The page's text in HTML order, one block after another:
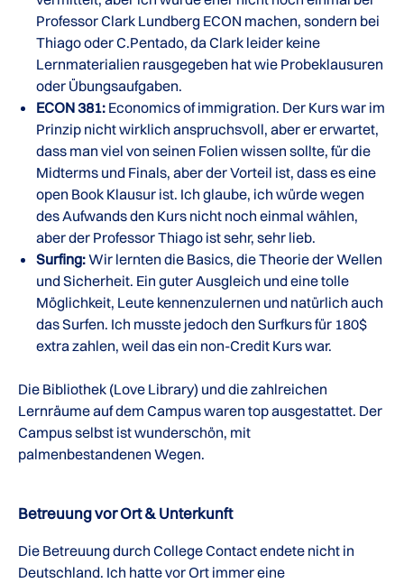
Professor Clark Lundberg ECON machen, sondern bei
Thiago oder C.Pentado, da Clark leider keine
Lernmaterialien rausgegeben hat wie Probeklausuren
oder Übungsaufgaben.
ECON 381: Economics of immigration. Der Kurs war im
Prinzip nicht wirklich anspruchsvoll, aber er erwartet,
dass man viel von seinen Folien wissen sollte, für die
Midterms und Finals, aber der Vorteil ist, dass es eine
open Book Klausur ist. Ich glaube, ich würde wegen
des Aufwands den Kurs nicht noch einmal wählen,
aber der Professor Thiago ist sehr, sehr lieb.
Surfing:Wir lernten die Basics, die Theorie der Wellen
und Sicherheit. Ein guter Ausgleich und eine tolle
Möglichkeit, Leute kennenzulernen und natürlich auch
das Surfen. Ich musste jedoch den Surfkurs für 180$
extra zahlen, weil das ein non-Credit Kurs war.
Die Bibliothek (Love Library) und die zahlreichen
Lernräume auf dem Campus waren top ausgestattet. Der
Campus selbst ist wunderschön, mit
palmenbestandenen Wegen.
Betreuung vor Ort & Unterkunft
Die Betreuung durch College Contact endete nicht in
Deutschland. Ich hatte vor Ort immer eine